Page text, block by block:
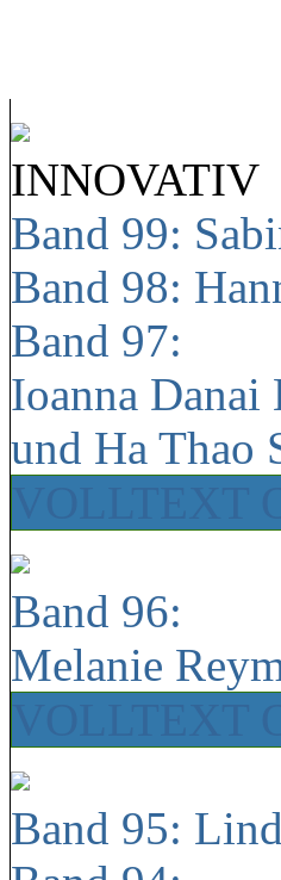
INNOVATIV
Band 99:
Band 98:
Band 97:
Ioanna Danai
und Ha Thao
Band 96:
Melanie
Band 95: